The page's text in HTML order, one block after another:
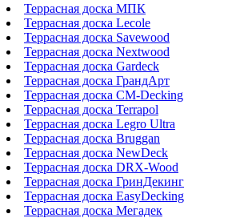
Террасная доска МПК
Террасная доска Lecole
Террасная доска Savewood
Террасная доска Nextwood
Террасная доска Gardeck
Террасная доска ГрандАрт
Террасная доска CM-Decking
Террасная доска Terrapol
Террасная доска Legro Ultra
Террасная доска Bruggan
Террасная доска NewDeck
Террасная доска DRX-Wood
Террасная доска ГринДекинг
Террасная доска EasyDecking
Террасная доска Мегадек